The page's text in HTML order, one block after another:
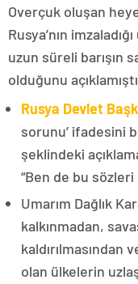
Overçuk oluşan
Rusya’nın
uzun süreli barışın
olduğunu açıklamıştı.
Rusya Devlet
sorunu’ ifadesini
şeklindeki
“Ben de bu sözleri
Umarım Dağlık
kalkınmadan,
kaldırılmasından
olan ülkelerin